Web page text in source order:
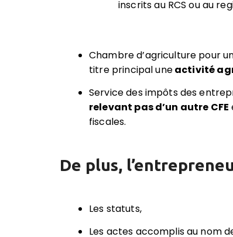
inscrits au RCS ou au
Chambre d’agriculture pour
titre principal uneactivité
Service des impôts des
relevant pas d’un autre CFE
fiscales.
De plus,
Les statuts,
Les actes accomplis au nom